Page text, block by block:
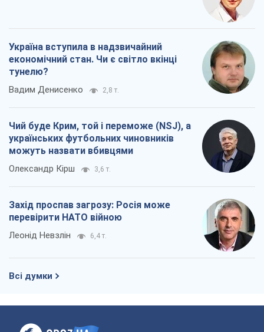
Україна вступила в надзвичайний
економічний стан. Чи є світло вкінці
тунелю?
Вадим Денисенко 2,8 т.
Чий буде Крим, той і переможе (NSJ), а
українських футбольних чиновників
можуть назвати вбивцями
Олександр Кірш 3,6 т.
Захід проспав загрозу: Росія може
перевірити НАТО війною
Леонід Невзлін 6,4 т.
Всі думки